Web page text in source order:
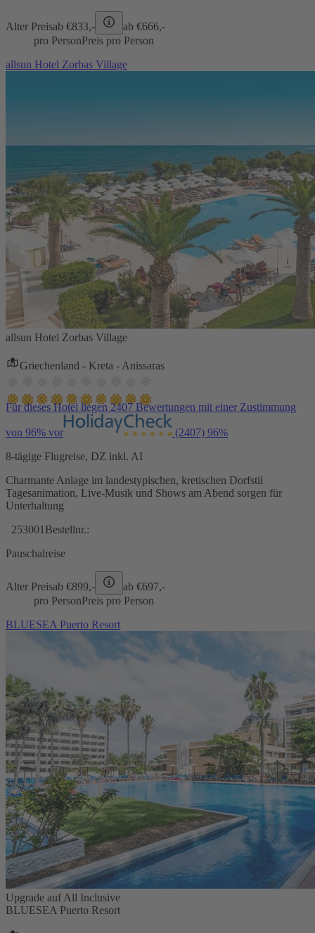
Alter Preisab €833,- ab €666,-
pro PersonPreis pro Person
allsun Hotel Zorbas Village
allsun Hotel Zorbas Village
Griechenland - Kreta - Anissaras
Für dieses Hotel liegen 2407 Bewertungen mit einer Zustimmung
von 96% vor (2407) 96%
8-tägige Flugreise, DZ inkl. AI
Charmante Anlage im landestypischen, kretischen Dorfstil
Tagesanimation, Live-Musik und Shows am Abend sorgen für
Unterhaltung
253001 Bestellnr.:
Pauschalreise
Alter Preisab €899,- ab €697,-
pro PersonPreis pro Person
BLUESEA Puerto Resort
Upgrade auf All Inclusive
BLUESEA Puerto Resort